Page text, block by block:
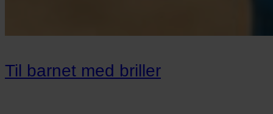
Til barnet med briller